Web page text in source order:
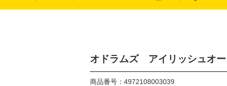
オドラムズ アイリッシュオ
商品番号：4972108003039